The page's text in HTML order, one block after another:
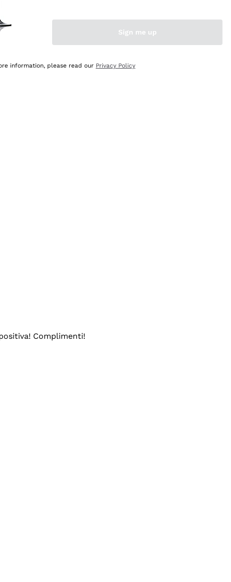
Complimenti!
Sign me up
information, please read our Privacy Policy